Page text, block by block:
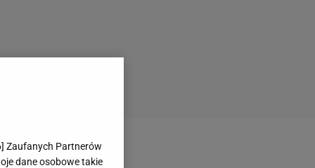
] Zaufanych Partnerów
dane osobowe takie